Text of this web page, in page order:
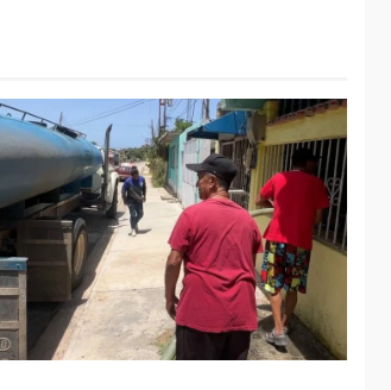
REGIONALES ÚLTIMA HORA
Alcaldía de Maneiro
sigue atendiendo
falta de agua con plan
de contingencia
OPINIÓN ÚLTIMA HORA
Pesadilla hídrica, por
Manuel Avila